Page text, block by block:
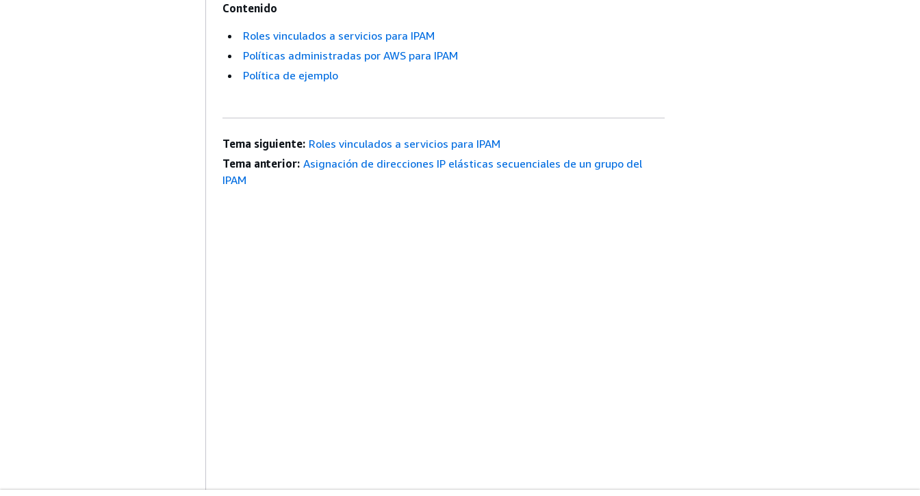
Contenido
Roles vinculados a servicios para IPAM
Políticas administradas por AWS para IPAM
Política de ejemplo
Tema siguiente: Roles vinculados a servicios para IPAM
Tema anterior: Asignación de direcciones IP elásticas secuenciales de un grupo del
IPAM